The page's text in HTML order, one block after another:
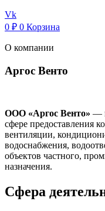
Vk
0 ₽ 0 Корзина
О компании
Аргос Венто
ООО «Аргос Венто» —
сфере предоставления
вентиляции,
водоснабжения,
объектов частного,
назначения.
Сфера